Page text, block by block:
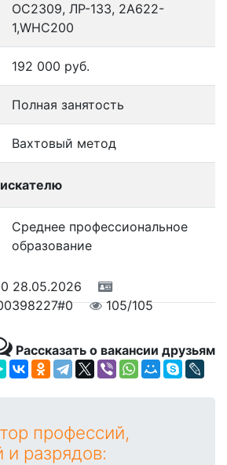
ОС2309, ЛР-133, 2А622-
1,WHC200
192 000 руб.
Полная занятость
Вахтовый метод
Среднее профессиональное
образование
28.05.2026
105/105
Рассказать о вакансии друзьям
профессий,
разрядов: